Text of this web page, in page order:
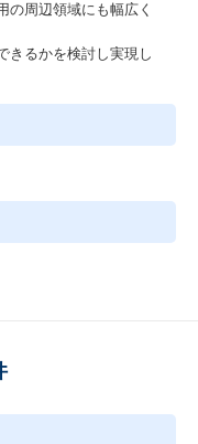
の周辺領域にも幅広く
きるかを検討し実現し